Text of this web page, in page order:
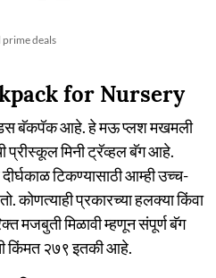
prime deals
for Nursery
बॅकपॅक आहे. हे मऊ प्लश मखमली
प्रीस्कूल मिनी ट्रॅव्हल बॅग आहे.
टिकण्यासाठी आम्ही उच्च-
कोणत्याही प्रकारच्या हलक्या किंवा
मजबुती मिळावी म्हणून संपूर्ण बॅग
किंमत २७९ इतकी आहे.